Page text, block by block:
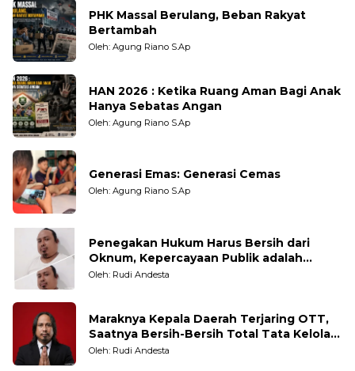
PHK Massal Berulang, Beban Rakyat
Bertambah
Oleh: Agung Riano S.Ap
HAN 2026 : Ketika Ruang Aman Bagi Anak
Hanya Sebatas Angan
Oleh: Agung Riano S.Ap
Generasi Emas: Generasi Cemas
Oleh: Agung Riano S.Ap
Penegakan Hukum Harus Bersih dari
Oknum, Kepercayaan Publik adalah
Taruhannya
Oleh: Rudi Andesta
Maraknya Kepala Daerah Terjaring OTT,
Saatnya Bersih-Bersih Total Tata Kelola
Pemerintahan
Oleh: Rudi Andesta